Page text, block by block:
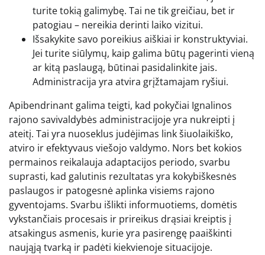
turite tokią galimybę. Tai ne tik greičiau, bet ir
patogiau – nereikia derinti laiko vizitui.
Išsakykite savo poreikius aiškiai ir konstruktyviai.
Jei turite siūlymų, kaip galima būtų pagerinti vieną
ar kitą paslaugą, būtinai pasidalinkite jais.
Administracija yra atvira grįžtamajam ryšiui.
Apibendrinant galima teigti, kad pokyčiai Ignalinos
rajono savivaldybės administracijoje yra nukreipti į
ateitį. Tai yra nuoseklus judėjimas link šiuolaikiško,
atviro ir efektyvaus viešojo valdymo. Nors bet kokios
permainos reikalauja adaptacijos periodo, svarbu
suprasti, kad galutinis rezultatas yra kokybiškesnės
paslaugos ir patogesnė aplinka visiems rajono
gyventojams. Svarbu išlikti informuotiems, domėtis
vykstančiais procesais ir prireikus drąsiai kreiptis į
atsakingus asmenis, kurie yra pasirengę paaiškinti
naująją tvarką ir padėti kiekvienoje situacijoje.